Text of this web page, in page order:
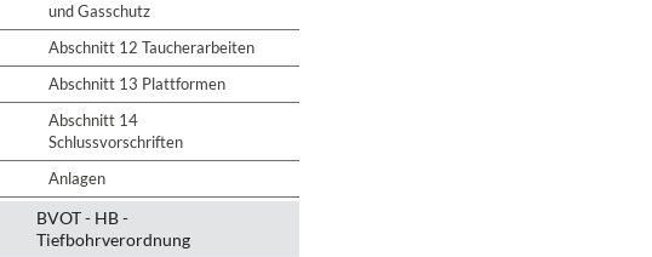
und Gasschutz
Abschnitt 12 Taucherarbeiten
Abschnitt 13 Plattformen
Abschnitt 14
Schlussvorschriften
Anlagen
BVOT - HB -
Tiefbohrverordnung